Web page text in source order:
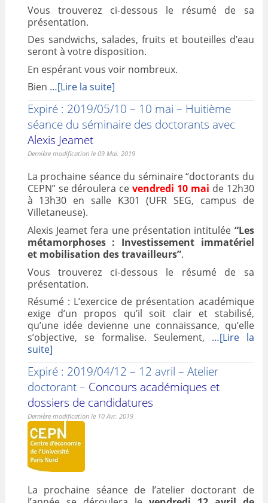
Vous trouverez ci-dessous le résumé de sa
présentation.
Des sandwichs, salades, fruits et bouteilles d’eau
seront à votre disposition.
En espérant vous voir nombreux.
Bien …[Lire la suite]
Expiré : 2019/05/10 – 10 mai – Huitième
séance du séminaire des doctorants avec
Alexis Jeamet
Dernière modification le 09 Mai. 2019
La prochaine séance du séminaire “doctorants du
CEPN” se déroulera cevendredi 10 mai de 12h30
à 13h30 en salle K301 (UFR SEG, campus de
Villetaneuse).
Alexis Jeamet fera une présentation intitulée “Les
métamorphoses : Investissement immatériel
et mobilisation des travailleurs”.
Vous trouverez ci-dessous le résumé de sa
présentation.
Résumé : L’exercice de présentation académique
exige d’un propos qu’il soit clair et stabilisé,
qu’une idée devienne une connaissance, qu’elle
s’objective, se formalise. Seulement, …[Lire la
suite]
Expiré : 2019/04/12 – 12 avril – Atelier
doctorant – Concours académiques et
dossiers de candidatures
Dernière modification le 10 Avr. 2019
La prochaine séance de l’atelier doctorant de